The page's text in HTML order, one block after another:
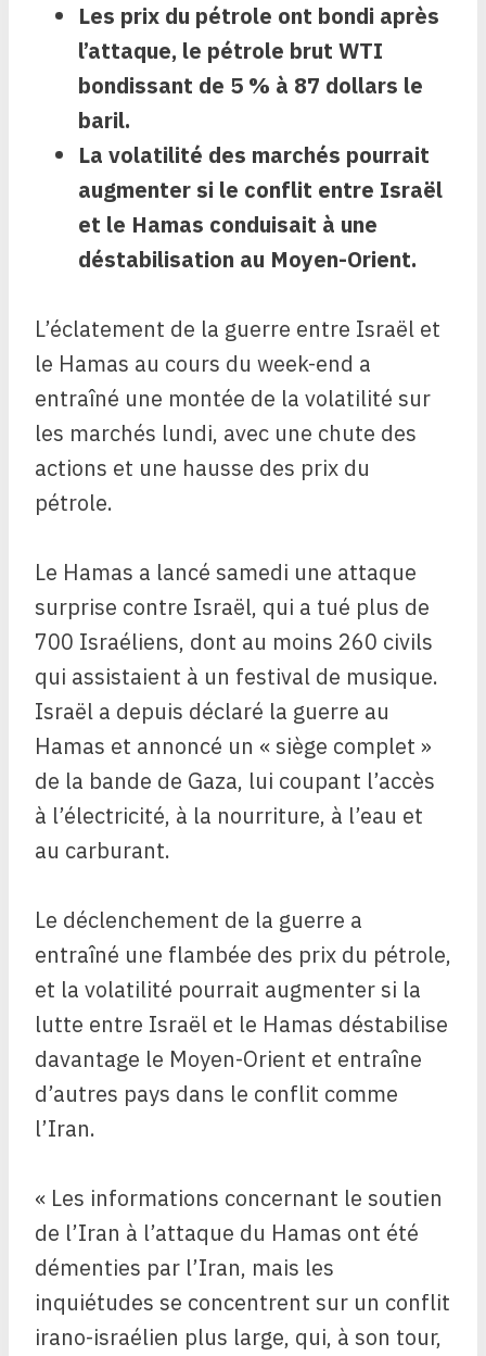
Les prix du pétrole ont bondi après
l’attaque, le pétrole brut WTI
bondissant de 5 % à 87 dollars le
baril.
La volatilité des marchés pourrait
augmenter si le conflit entre Israël
et le Hamas conduisait à une
déstabilisation au Moyen-Orient.
L’éclatement de la guerre entre Israël et
le Hamas au cours du week-end a
entraîné une montée de la volatilité sur
les marchés lundi, avec une chute des
actions et une hausse des prix du
pétrole.
Le Hamas a lancé samedi une attaque
surprise contre Israël, qui a tué plus de
700 Israéliens, dont au moins 260 civils
qui assistaient à un festival de musique.
Israël a depuis déclaré la guerre au
Hamas et annoncé un « siège complet »
de la bande de Gaza, lui coupant l’accès
à l’électricité, à la nourriture, à l’eau et
au carburant.
Le déclenchement de la guerre a
entraîné une flambée des prix du pétrole,
et la volatilité pourrait augmenter si la
lutte entre Israël et le Hamas déstabilise
davantage le Moyen-Orient et entraîne
d’autres pays dans le conflit comme
l’Iran.
« Les informations concernant le soutien
de l’Iran à l’attaque du Hamas ont été
démenties par l’Iran, mais les
inquiétudes se concentrent sur un conflit
irano-israélien plus large, qui, à son tour,